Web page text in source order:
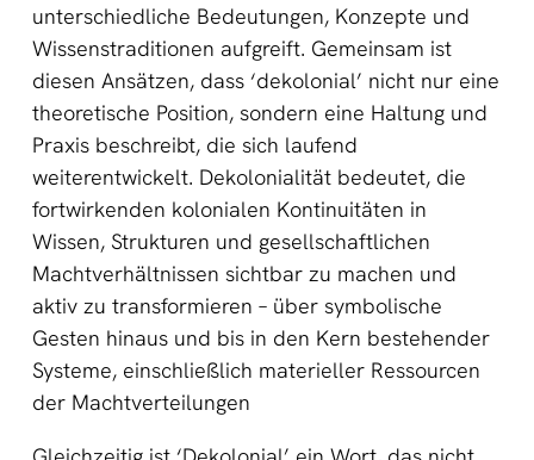
unterschiedliche Bedeutungen, Konzepte und
Wissenstraditionen aufgreift. Gemeinsam ist
diesen Ansätzen, dass ‘dekolonial’ nicht nur eine
theoretische Position, sondern eine Haltung und
Praxis beschreibt, die sich laufend
weiterentwickelt. Dekolonialität bedeutet, die
fortwirkenden kolonialen Kontinuitäten in
Wissen, Strukturen und gesellschaftlichen
Machtverhältnissen sichtbar zu machen und
aktiv zu transformieren – über symbolische
Gesten hinaus und bis in den Kern bestehender
Systeme, einschließlich materieller Ressourcen
der Machtverteilungen